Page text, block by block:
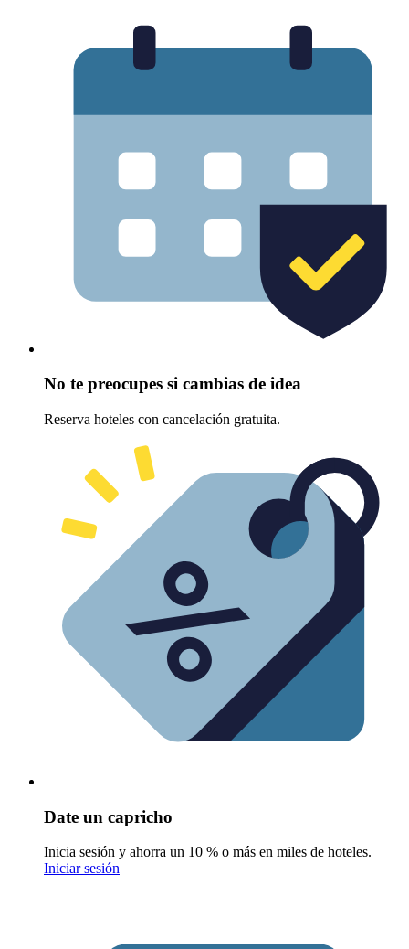
No te preocupes si cambias de idea
Reserva hoteles con cancelación gratuita.
Date un capricho
Inicia sesión y ahorra un 10 % o más en miles de hoteles.
Iniciar sesión